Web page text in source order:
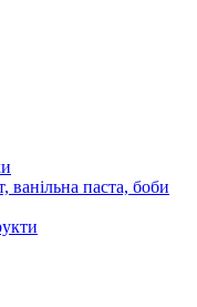
ванільна паста, боби